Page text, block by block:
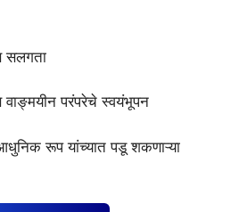
सलगता
वाङ्मयीन परंपरेचे स्वयंभूपन
रूप यांच्यात पडू शकणाऱ्या